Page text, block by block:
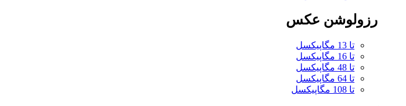
رزولوشن عکس
تا 13 مگاپیکسل
تا 16 مگاپیکسل
تا 48 مگاپیکسل
تا 64 مگاپیکسل
تا 108 مگاپیکسل